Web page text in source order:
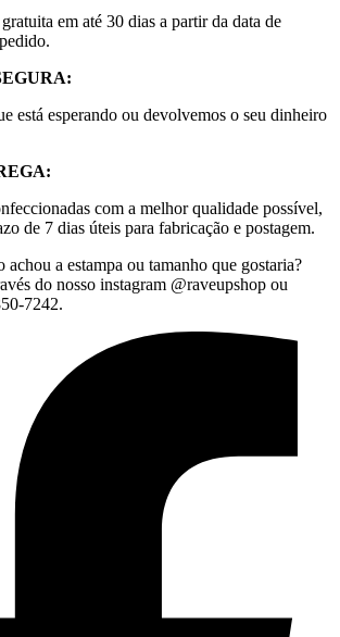
em até 30 dias a partir da data de
está esperando ou devolvemos o seu dinheiro
com a melhor qualidade possível,
de 7 dias úteis para fabricação e postagem.
achou a estampa ou tamanho que gostaria?
do nosso instagram @raveupshop ou
7242.